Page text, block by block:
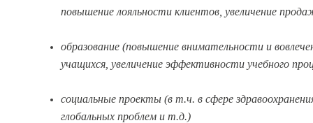
повышение лояльности клиентов, увеличение
образование (повышение внимательности и
учащихся, увеличение эффективности учебного
социальные проекты (в т.ч. в сфере
глобальных проблем и т.д.)